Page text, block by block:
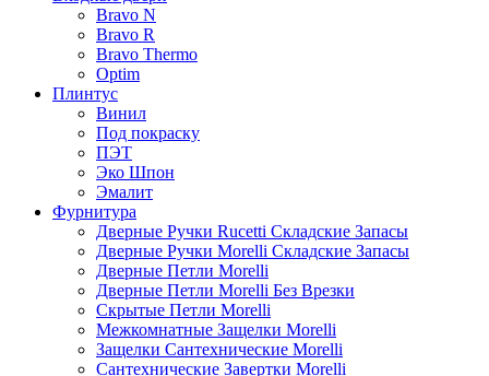
Bravo N
Bravo R
Bravo Thermo
Optim
Плинтус
Винил
Под покраску
ПЭТ
Эко Шпон
Эмалит
Фурнитура
Дверные Ручки Rucetti Складские Запасы
Дверные Ручки Morelli Складские Запасы
Дверные Петли Morelli
Дверные Петли Morelli Без Врезки
Скрытые Петли Morelli
Межкомнатные Защелки Morelli
Защелки Сантехнические Morelli
Сантехнические Завертки Morelli